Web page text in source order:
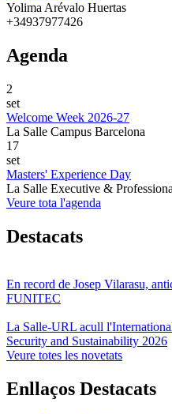
Yolima Arévalo Huertas
+34937977426
Agenda
2
set
Welcome Week 2026-27
La Salle Campus Barcelona
17
set
Masters' Experience Day
La Salle Executive &
Veure tota l'agenda
Destacats
En record de Josep Vilarasu,
FUNITEC
La Salle-URL acull
Security and Sustainability 2026
Veure totes les novetats
Enllaços Destacats